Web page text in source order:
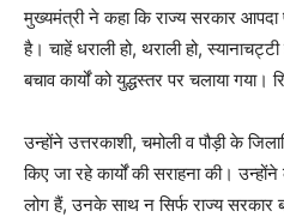
मुख्यमंत्री ने कहा कि राज्य सरकार
है। चाहें धराली हो, थराली हो,
बचाव कार्यों को युद्धस्तर पर चलाया गया।
उन्होंने उत्तरकाशी, चमोली व पौड़ी के
किए जा रहे कार्यों की सराहना की।
लोग हैं, उनके साथ न सिर्फ राज्य सरकार